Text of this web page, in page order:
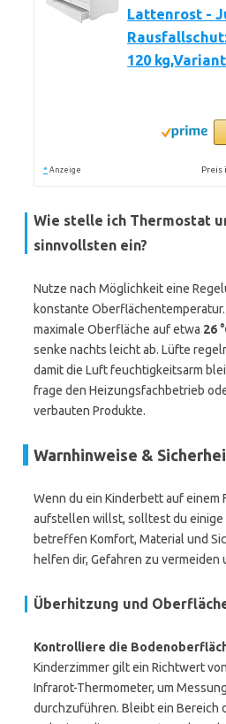
Lattenrost -
120
* Anzeige Preis
Wie stelle ich Thermostat
sinnvollsten ein?
Nutze nach Möglichkeit eine
konstante
maximale Oberfläche auf etwa 26
senke nachts leicht ab. Lüfte
damit die Luft feuchtigkeitsarm
frage den Heizungsfachbetrieb
verbauten Produkte.
Warnhinweise &
Wenn du ein Kinderbett auf einem
aufstellen willst, solltest du einige
betreffen Komfort, Material und
helfen dir, Gefahren zu
Überhitzung und
Kontrolliere die
Kinderzimmer gilt ein Richtwert
Infrarot-Thermometer, um
durchzuführen. Bleibt ein Bereich